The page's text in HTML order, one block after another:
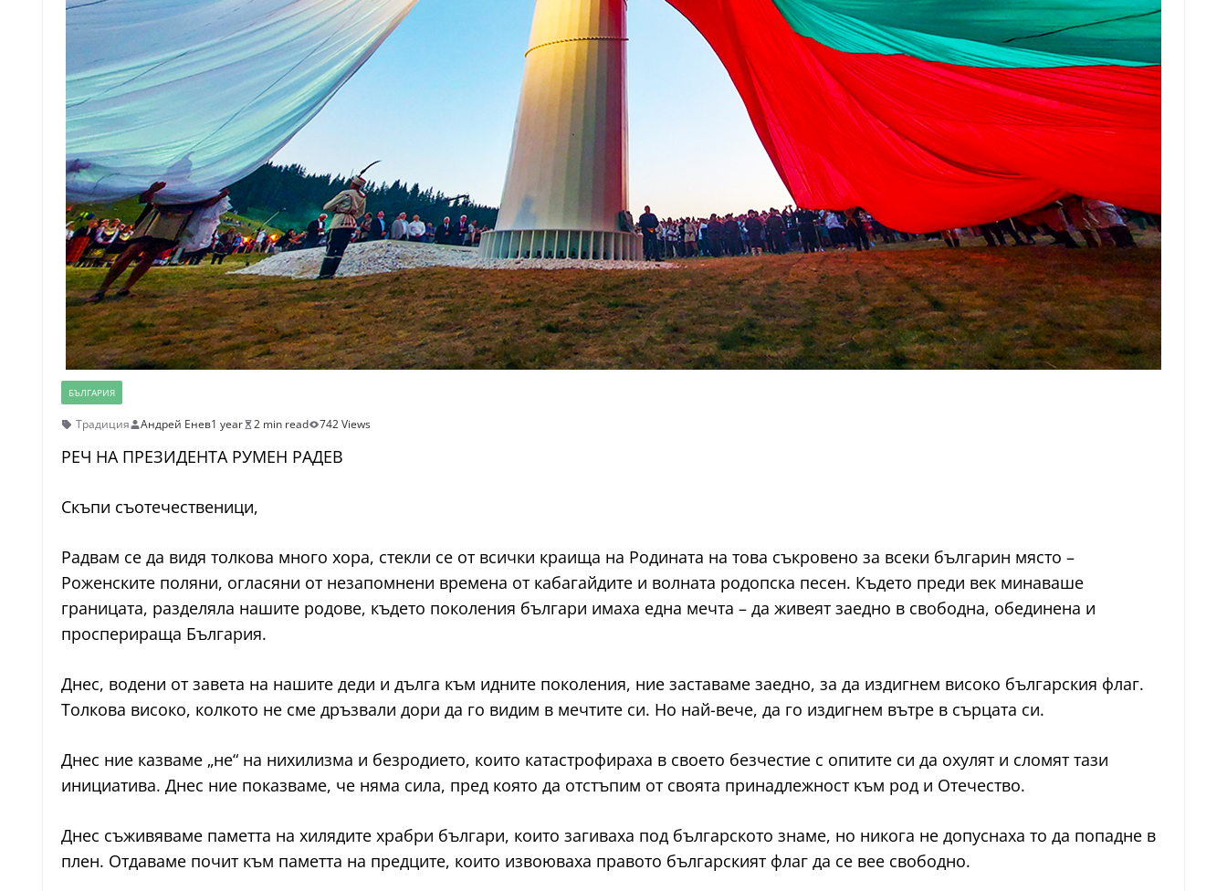
БЪЛГАРИЯ
Традиция Андрей Енев1 year 2 min read 742 Views
РЕЧ НА ПРЕЗИДЕНТА РУМЕН РАДЕВ
Скъпи съотечественици,
Радвам се да видя толкова много хора, стекли се от всички краища на Родината на това съкровено за всеки българин място –
Роженските поляни, огласяни от незапомнени времена от кабагайдите и волната родопска песен. Където преди век минаваше
границата, разделяла нашите родове, където поколения българи имаха една мечта – да живеят заедно в свободна, обединена и
просперираща България.
Днес, водени от завета на нашите деди и дълга към идните поколения, ние заставаме заедно, за да издигнем високо българския флаг.
Толкова високо, колкото не сме дръзвали дори да го видим в мечтите си. Но най-вече, да го издигнем вътре в сърцата си.
Днес ние казваме „не“ на нихилизма и безродието, които катастрофираха в своето безчестие с опитите си да охулят и сломят тази
инициатива. Днес ние показваме, че няма сила, пред която да отстъпим от своята принадлежност към род и Отечество.
Днес съживяваме паметта на хилядите храбри българи, които загиваха под българското знаме, но никога не допуснаха то да попадне в
плен. Отдаваме почит към паметта на предците, които извоюваха правото българският флаг да се вее свободно.